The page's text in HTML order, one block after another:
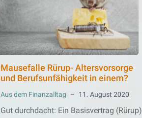
Mausefalle Rürup- Altersvorsorge
und Berufsunfähigkeit in einem?
Aus dem Finanzalltag – 11. August 2020
Gut durchdacht: Ein Basisvertrag (Rürup)